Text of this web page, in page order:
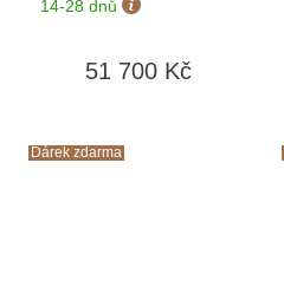
14-28 dnů
51 700 Kč
Dárek zdarma